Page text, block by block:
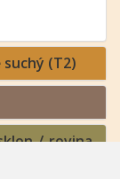
(T2)
/ rovina
až
až